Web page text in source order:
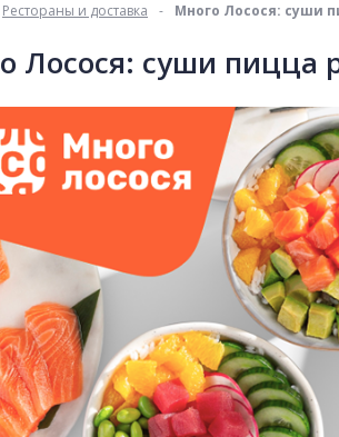
Рестораны и доставка - Много Лосося : суши
Лосося : суши пицца